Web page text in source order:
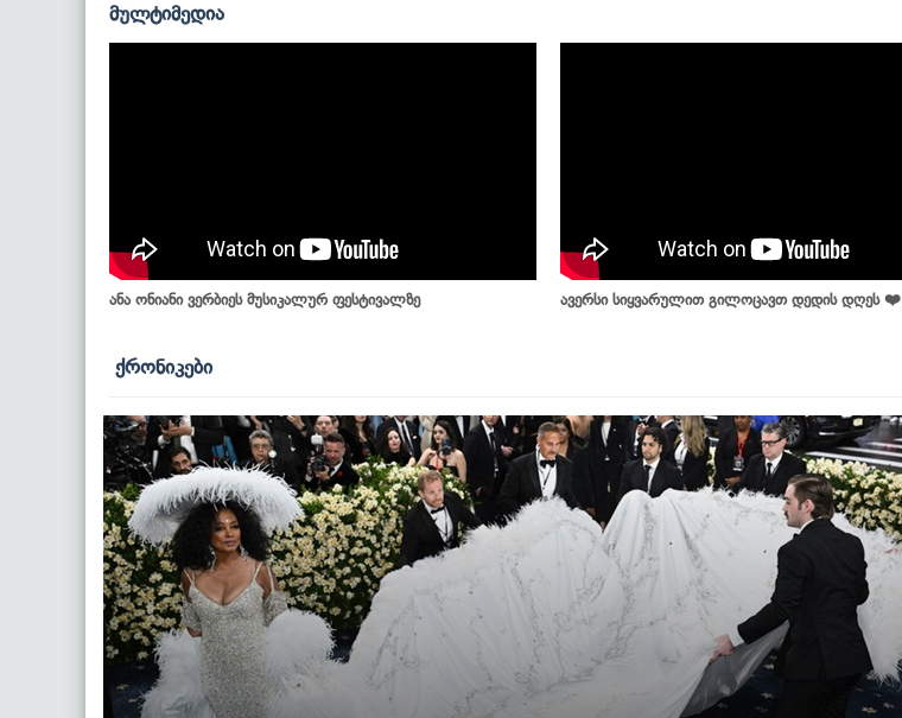
მულტიმედია
ანა ონიანი ვერბიეს მუსიკალურ ფესტივალზე ავერსი სიყვარულით გილოცავთ დედის დღეს ❤️
ქრონიკები